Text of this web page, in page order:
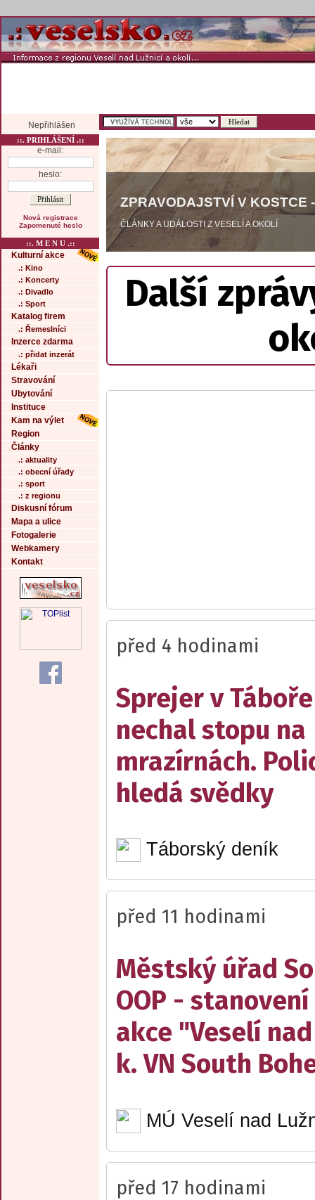
Nepřihlášen
::. PRIHLÁŠENÍ .::
e-mail:
heslo:
Nová registrace
Zapomenuté heslo
::. M E N U .::
Kulturní akce
.: Kino
.: Koncerty
.: Divadlo
.: Sport
Katalog firem
.: Řemeslníci
Inzerce zdarma
.: přidat inzerát
Lékaři
Stravování
Ubytování
Instituce
Kam na výlet
Region
Články
.: aktuality
.: obecní úřady
.: sport
.: z regionu
Diskusní fórum
Mapa a ulice
Fotogalerie
Webkamery
Kontakt
ZPRAVODAJSTVÍ V KOSTCE
ČLÁNKY A UDÁLOSTI Z VESELÍ A OKOLÍ
Další
před 4 hodinami
Sprejer v Táboře
nechal stopu na
mrazírnách.
hledá svědky
Táborský deník
před 11 hodinami
Městský úřad
OOP -
akce "Veselí
k. VN South
MÚ Veselí nad
před 17 hodinami